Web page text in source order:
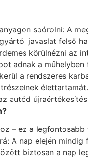
spórolni: A
javaslat felső
körülnézni az
adnak a
a rendszeres
autód
– ez a
A nap elején
biztosan a nap